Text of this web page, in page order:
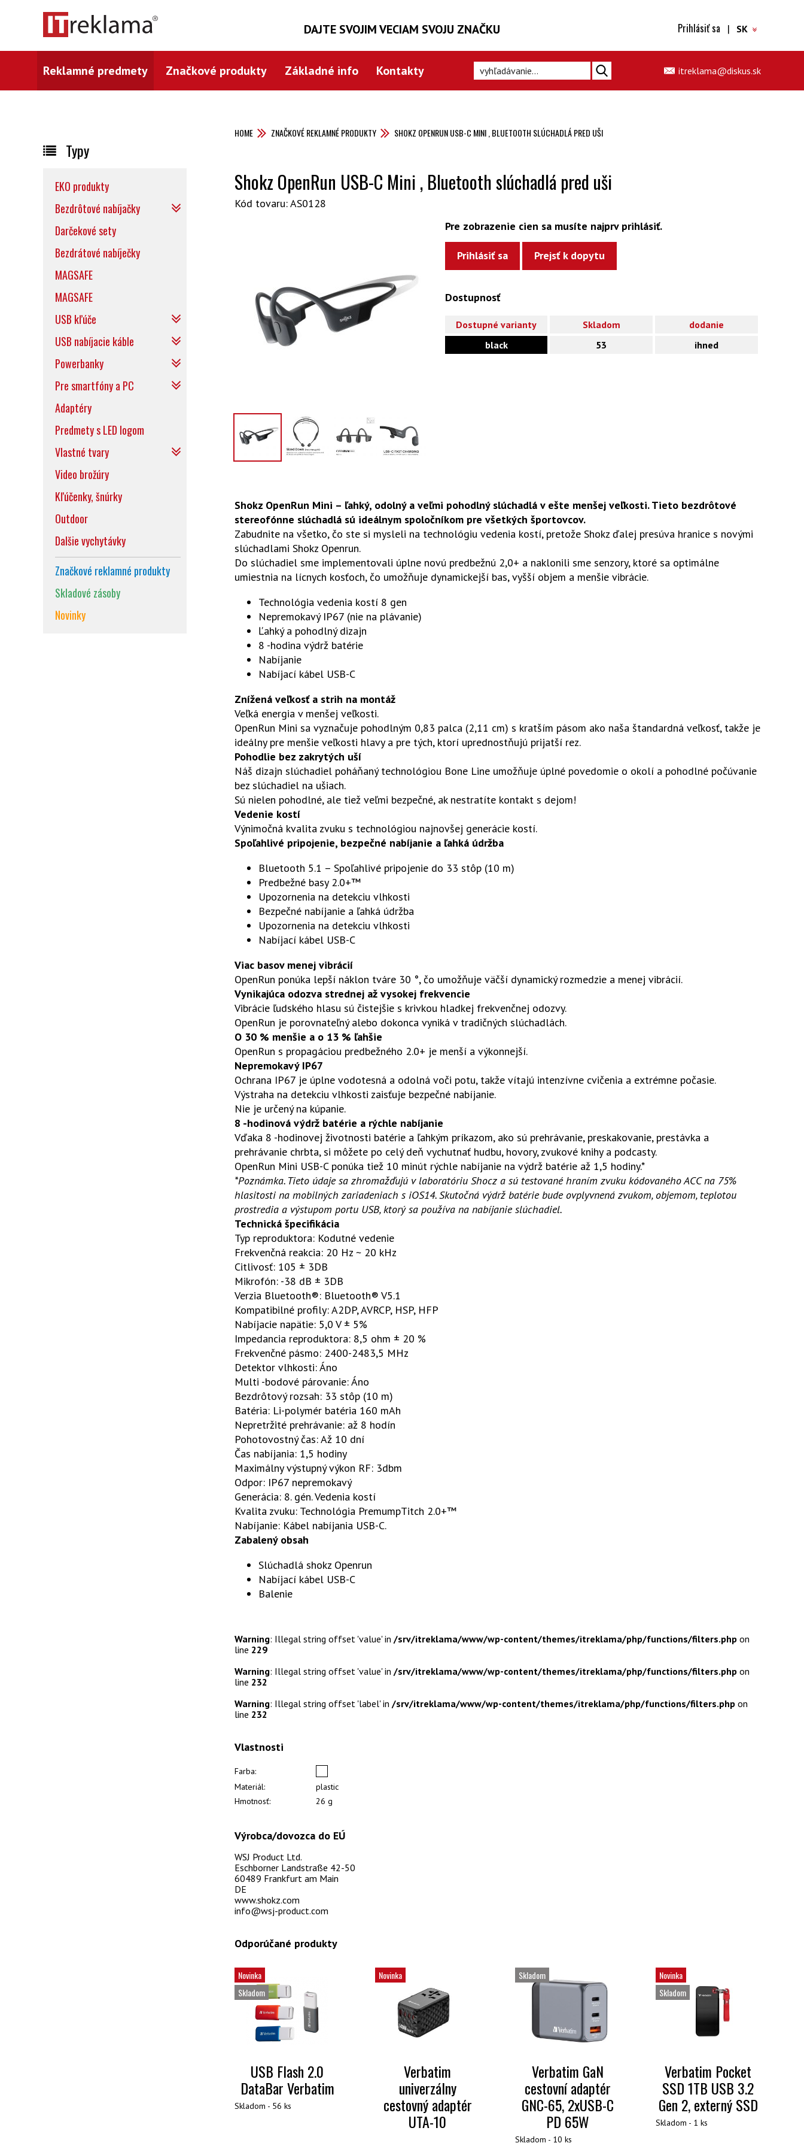
DAJTE SVOJIM VECIAM SVOJU ZNAČKU Prihlásiť sa | SK
Reklamné predmety Značkové produkty Základné info Kontakty itreklama@diskus.sk
HOME ZNAČKOVÉ REKLAMNÉ PRODUKTY SHOKZ OPENRUN USB-C MINI , BLUETOOTH SLÚCHADLÁ PRED UŠI
Shokz OpenRun USB-C Mini , Bluetooth slúchadlá pred uši
Kód tovaru: AS0128
Pre zobrazenie cien sa musíte najprv prihlásiť.
Prihlásiť sa Prejsť k dopytu
Dostupnosť
Dostupné varianty Skladom
dodanie
black
53 ihned
Shokz OpenRun Mini – ľahký, odolný a veľmi pohodlný slúchadlá v ešte menšej veľkosti. Tieto bezdrôtové
stereofónne slúchadlá sú ideálnym spoločníkom pre všetkých športovcov.
Zabudnite na všetko, čo ste si mysleli na technológiu vedenia kostí, pretože Shokz ďalej presúva hranice s novými
slúchadlami Shokz Openrun.
Do slúchadiel sme implementovali úplne novú predbežnú 2,0+ a naklonili sme senzory, ktoré sa optimálne
umiestnia na lícnych kosťoch, čo umožňuje dynamickejší bas, vyšší objem a menšie vibrácie.
Technológia vedenia kostí 8 gen
Nepremokavý IP67 (nie na plávanie)
Ľahký a pohodlný dizajn
8 -hodina výdrž batérie
Nabíjanie
Nabíjací kábel USB-C
Znížená veľkosť a strih na montáž
Veľká energia v menšej veľkosti.
OpenRun Mini sa vyznačuje pohodlným 0,83 palca (2,11 cm) s kratším pásom ako naša štandardná veľkosť, takže je
ideálny pre menšie veľkosti hlavy a pre tých, ktorí uprednostňujú prijatší rez.
Pohodlie bez zakrytých uší
Náš dizajn slúchadiel poháňaný technológiou Bone Line umožňuje úplné povedomie o okolí a pohodlné počúvanie
bez slúchadiel na ušiach.
Sú nielen pohodlné, ale tiež veľmi bezpečné, ak nestratíte kontakt s dejom!
Vedenie kostí
Výnimočná kvalita zvuku s technológiou najnovšej generácie kostí.
Spoľahlivé pripojenie, bezpečné nabíjanie a ľahká údržba
Bluetooth 5.1 – Spoľahlivé pripojenie do 33 stôp (10 m)
Predbežné basy 2.0+™
Upozornenia na detekciu vlhkosti
Bezpečné nabíjanie a ľahká údržba
Upozornenia na detekciu vlhkosti
Nabíjací kábel USB-C
Viac basov menej vibrácií
OpenRun ponúka lepší náklon tváre 30 °, čo umožňuje väčší dynamický rozmedzie a menej vibrácií.
Vynikajúca odozva strednej až vysokej frekvencie
Vibrácie ľudského hlasu sú čistejšie s krivkou hladkej frekvenčnej odozvy.
OpenRun je porovnateľný alebo dokonca vyniká v tradičných slúchadlách.
O 30 % menšie a o 13 % ľahšie
OpenRun s propagáciou predbežného 2.0+ je menší a výkonnejší.
Nepremokavý IP67
Ochrana IP67 je úplne vodotesná a odolná voči potu, takže vítajú intenzívne cvičenia a extrémne počasie.
Výstraha na detekciu vlhkosti zaisťuje bezpečné nabíjanie.
Nie je určený na kúpanie.
8 -hodinová výdrž batérie a rýchle nabíjanie
Vďaka 8 -hodinovej životnosti batérie a ľahkým príkazom, ako sú prehrávanie, preskakovanie, prestávka a
prehrávanie chrbta, si môžete po celý deň vychutnať hudbu, hovory, zvukové knihy a podcasty.
OpenRun Mini USB-C ponúka tiež 10 minút rýchle nabíjanie na výdrž batérie až 1,5 hodiny.*
*Poznámka. Tieto údaje sa zhromažďujú v laboratóriu Shocz a sú testované hraním zvuku kódovaného ACC na 75%
hlasitosti na mobilných zariadeniach s iOS14. Skutočná výdrž batérie bude ovplyvnená zvukom, objemom, teplotou
prostredia a výstupom portu USB, ktorý sa používa na nabíjanie slúchadiel.
Technická špecifikácia
Typ reproduktora: Kodutné vedenie
Frekvenčná reakcia: 20 Hz ~ 20 kHz
Citlivosť: 105 ± 3DB
Mikrofón: -38 dB ± 3DB
Verzia Bluetooth®: Bluetooth® V5.1
Kompatibilné profily: A2DP, AVRCP, HSP, HFP
Nabíjacie napätie: 5,0 V ± 5%
Impedancia reproduktora: 8,5 ohm ± 20 %
Frekvenčné pásmo: 2400-2483,5 MHz
Detektor vlhkosti: Áno
Multi -bodové párovanie: Áno
Bezdrôtový rozsah: 33 stôp (10 m)
Batéria: Li-polymér batéria 160 mAh
Nepretržité prehrávanie: až 8 hodín
Pohotovostný čas: Až 10 dní
Čas nabíjania: 1,5 hodiny
Maximálny výstupný výkon RF: 3dbm
Odpor: IP67 nepremokavý
Generácia: 8. gén. Vedenia kostí
Kvalita zvuku: Technológia PremumpTitch 2.0+™
Nabíjanie: Kábel nabíjania USB-C.
Zabalený obsah
Slúchadlá shokz Openrun
Nabíjací kábel USB-C
Balenie
Warning: Illegal string offset 'value' in/srv/itreklama/www/wp-content/themes/itreklama/php/functions/filters.php on
line 229
Warning: Illegal string offset 'value' in/srv/itreklama/www/wp-content/themes/itreklama/php/functions/filters.php on
line 232
Warning: Illegal string offset 'label' in/srv/itreklama/www/wp-content/themes/itreklama/php/functions/filters.php on
line 232
Vlastnosti
Farba:
Materiál:
plastic
Hmotnosť:
26 g
Výrobca/dovozca do EÚ
WSJ Product Ltd.
Eschborner Landstraße 42-50
60489 Frankfurt am Main
DE
www.shokz.com
info@wsj-product.com
Odporúčané produkty
Novinka
Skladom
USB Flash 2.0
DataBar Verbatim
Skladom - 56 ks
Novinka
Verbatim
univerzálny
cestovný adaptér
UTA-10
Skladom
Verbatim GaN
cestovní adaptér
GNC-65, 2xUSB-C
PD 65W
Skladom - 10 ks
Novinka
Skladom
Verbatim Pocket
SSD 1TB USB 3.2
Gen 2, externý SSD
Skladom - 1 ks
Typy
EKO produkty
Bezdrôtové nabíjačky
Darčekové sety
Bezdrátové nabíječky
MAGSAFE
MAGSAFE
USB kľúče
USB nabíjacie káble
Powerbanky
Pre smartfóny a PC
Adaptéry
Predmety s LED logom
Vlastné tvary
Video brožúry
Kľúčenky, šnúrky
Outdoor
Dalšie vychytávky
Značkové reklamné produkty
Skladové zásoby
Novinky